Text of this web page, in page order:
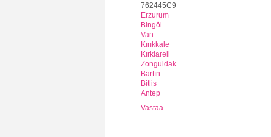
762445C9
Erzurum
Bingöl
Van
Kırıkkale
Kırklareli
Zonguldak
Bartın
Bitlis
Antep
Vastaa